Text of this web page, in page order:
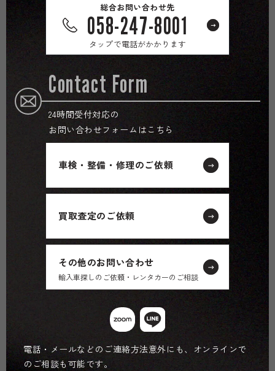
総合お問い合わせ先
058-247-8001
タップで電話がかかります
Contact Form
24時間受付対応の
お問い合わせフォームはこちら
車検・整備・修理のご依頼
買取査定のご依頼
その他のお問い合わせ
輸入車探しのご依頼・レンタカーのご相談
電話・メールなどのご連絡方法意外にも、オンラインで
のご相談も可能です。